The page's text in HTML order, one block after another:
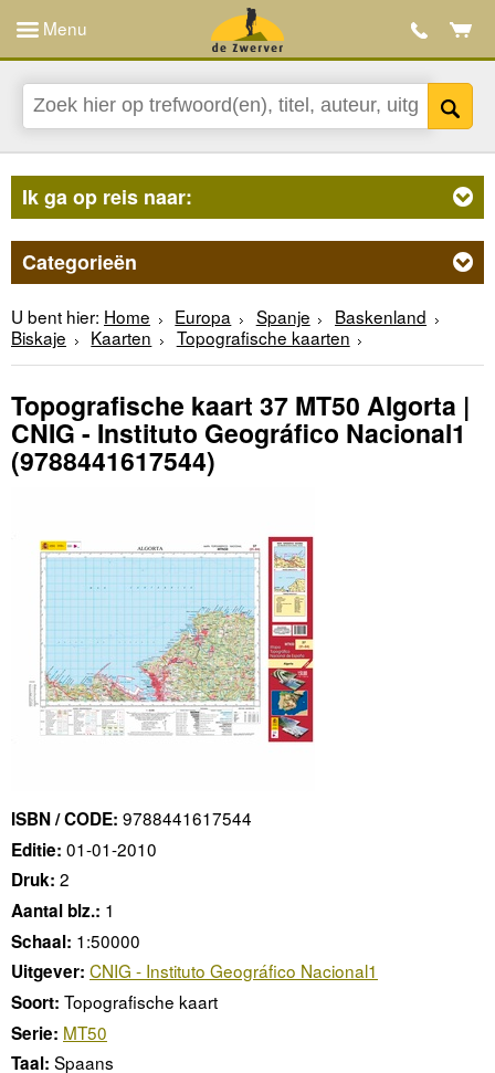
Menu
Ik ga op reis naar:
Categorieën
U bent hier: Home Europa Spanje
Baskenland
Biskaje
Kaarten Topografische kaarten
Topografische kaart 37 MT50 Algorta |
CNIG - Instituto Geográfico Nacional1
(9788441617544)
ISBN / CODE: 9788441617544
Editie: 01-01-2010
Druk: 2
Aantal blz.: 1
Schaal: 1:50000
Uitgever: CNIG - Instituto Geográfico Nacional1
Soort: Topografische kaart
Serie: MT50
Taal: Spaans